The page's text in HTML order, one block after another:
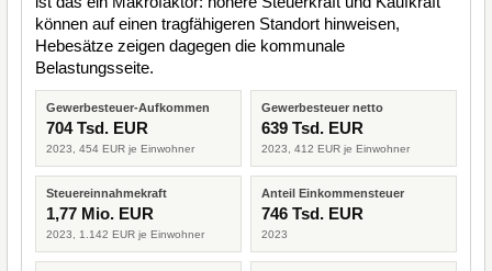
können auf einen tragfähigeren Standort hinweisen,
Hebesätze zeigen dagegen die kommunale
Belastungsseite.
Gewerbesteuer-Aufkommen
704 Tsd. EUR
2023, 454 EUR je Einwohner
Gewerbesteuer netto
639 Tsd. EUR
2023, 412 EUR je Einwohner
Steuereinnahmekraft
1,77 Mio. EUR
2023, 1.142 EUR je Einwohner
Anteil Einkommensteuer
746 Tsd. EUR
2023